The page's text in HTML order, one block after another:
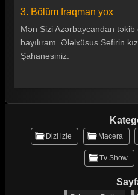
3. Bölüm fraqman yox
Mən Sizi Azərbaycandan
bayılıram. Ələlxüsus Sefirin
Şahanəsiniz.
Dizi izle Macera
Tv Show